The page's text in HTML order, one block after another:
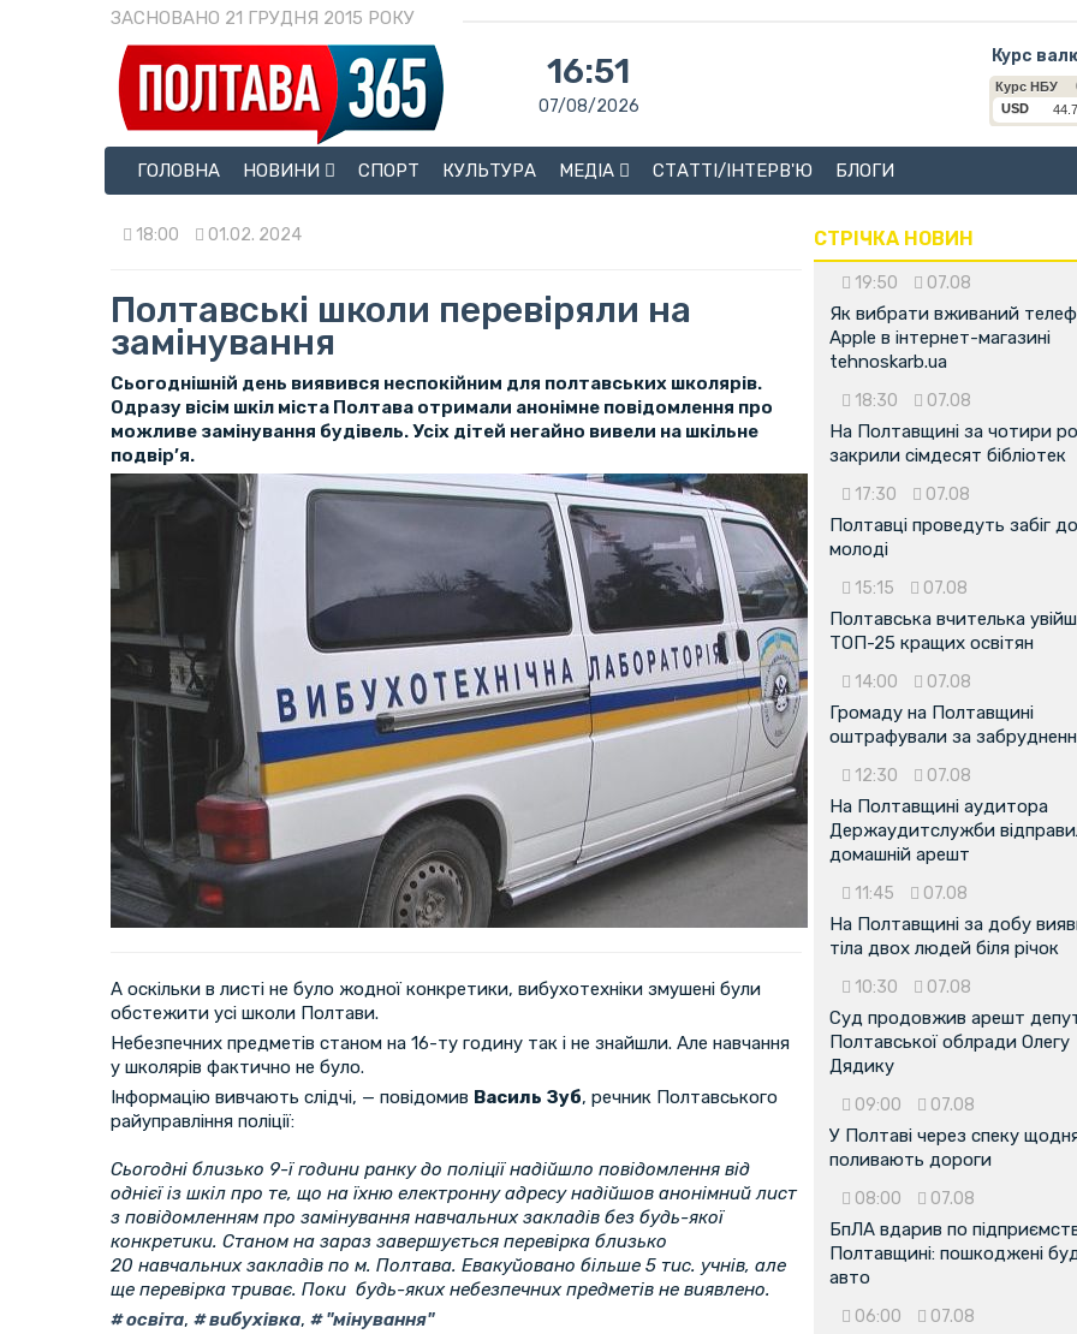
ЗАСНОВАНО 21 ГРУДНЯ 2015 РОКУ
16:51
07/08/2026
Курс
ГОЛОВНА
НОВИНИ СПОРТ КУЛЬТУРА МЕДІА СТАТТІ/ІНТЕРВ'Ю БЛОГИ
18:00 01.02. 2024
Полтавські школи перевіряли на
замінування
Сьогоднішній день виявився неспокійним для полтавських школярів.
Одразу вісім шкіл міста Полтава отримали анонімне повідомлення про
можливе замінування будівель. Усіх дітей негайно вивели на шкільне
подвір’я.
А оскільки в листі не було жодної конкретики, вибухотехніки змушені були
обстежити усі школи Полтави.
Небезпечних предметів станом на 16-ту годину так і не знайшли. Але навчання
у школярів фактично не було.
Інформацію вивчають слідчі, — повідомив Василь Зуб, речник Полтавського
райуправління поліції:
Сьогодні близько 9-ї години ранку до поліції надійшло повідомлення від
однієї із шкіл про те, що на їхню електронну адресу надійшов анонімний лист
з повідомленням про замінування навчальних закладів без будь-якої
конкретики. Станом на зараз завершується перевірка близько
20 навчальних закладів по м. Полтава. Евакуйовано більше 5 тис. учнів, але
ще перевірка триває. Поки будь-яких небезпечних предметів не виявлено.
освіта, вибухівка, "мінування"
СТРІЧКА НОВИН
19:50 07.08
Як вибрати вживаний
Apple в інтернет-магазині
tehnoskarb.ua
18:30 07.08
На Полтавщині за чотири
закрили сімдесят бібліотек
17:30 07.08
Полтавці проведуть забіг
молоді
15:15 07.08
Полтавська вчителька
ТОП-25 кращих освітян
14:00 07.08
Громаду на Полтавщині
оштрафували за
12:30 07.08
На Полтавщині аудитора
Держаудитслужби
домашній арешт
11:45 07.08
На Полтавщині за добу
тіла двох людей біля річок
10:30 07.08
Суд продовжив арешт
Полтавської облради Олегу
Дядику
09:00 07.08
У Полтаві через спеку
поливають дороги
08:00 07.08
БпЛА вдарив по
Полтавщині: пошкоджені
авто
06:00 07.08